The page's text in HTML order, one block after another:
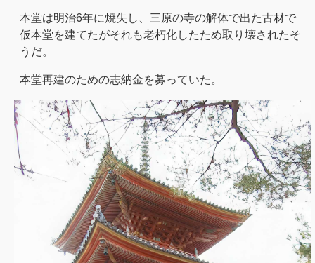
本堂は明治6年に焼失し、三原の寺の解体で出た古材で
仮本堂を建てたがそれも老朽化したため取り壊されたそ
うだ。
本堂再建のための志納金を募っていた。